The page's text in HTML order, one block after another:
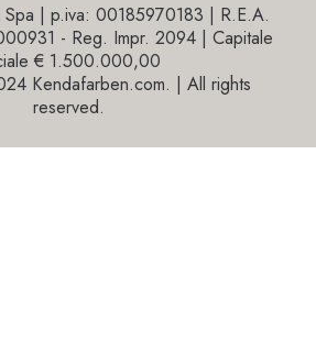
Spa | p.iva: 00185970183 | R.E.A.
- Reg. Impr. 2094 | Capitale
€ 1.500.000,00
Kendafarben.com. | All rights
reserved.